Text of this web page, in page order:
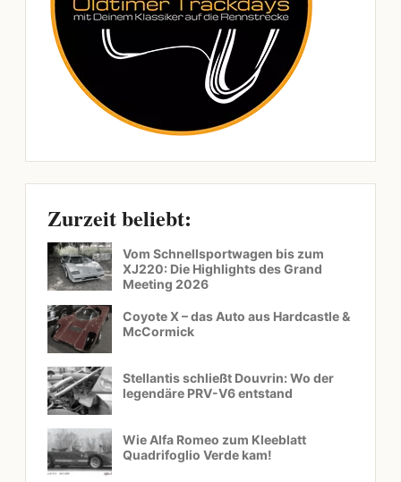
Zurzeit beliebt:
Vom Schnellsportwagen bis zum
XJ220: Die Highlights des Grand
Meeting 2026
Coyote X – das Auto aus Hardcastle &
McCormick
Stellantis schließt Douvrin: Wo der
legendäre PRV-V6 entstand
Wie Alfa Romeo zum Kleeblatt
Quadrifoglio Verde kam!